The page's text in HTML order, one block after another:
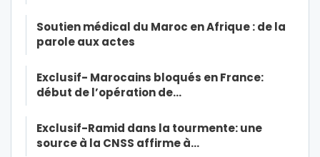
Soutien médical du Maroc en Afrique : de la
parole aux actes
Exclusif- Marocains bloqués en France:
début de l’opération de…
Exclusif-Ramid dans la tourmente: une
source à la CNSS affirme à…